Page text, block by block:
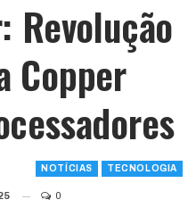
Revolução
Copper
NOTÍCIAS TECNOLOGIA
0